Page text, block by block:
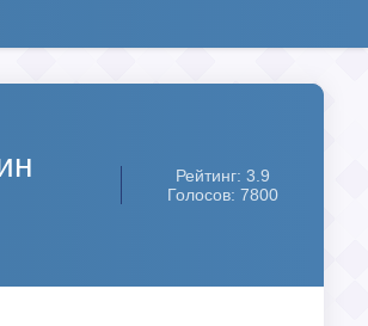
Рейтинг: 3.9
Голосов: 7800